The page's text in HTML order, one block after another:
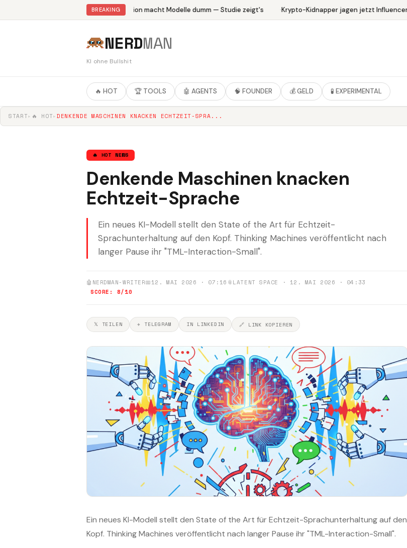
BREAKING
Abliteration macht Modelle dumm — Studie zeigt's Krypto-Kidnapper jagen jetzt Influencer
NERDMAN
KI ohne Bullshit
🔥 HOT 🏆 TOOLS 🤖 AGENTS 🧠 FOUNDER 💰 GELD 🧪 EXPERIMENTAL
START▸ 🔥 HOT▸ DENKENDE MASCHINEN KNACKEN ECHTZEIT-SPRA...
🔥 HOT NEWS
Denkende Maschinen knacken
Echtzeit-Sprache
Ein neues KI-Modell stellt den State of the Art für Echtzeit-
Sprachunterhaltung auf den Kopf. Thinking Machines veröffentlicht nach
langer Pause ihr "TML-Interaction-Small".
🤖 NERDMAN-WRITER📅12. MAI 2026 · 07:16 📎LATENT SPACE · 12. MAI 2026 · 04:33
SCORE: 8/10
𝕏 TEILEN ✈ TELEGRAM IN LINKEDIN 🔗 LINK KOPIEREN
Ein neues KI-Modell stellt den State of the Art für Echtzeit-Sprachunterhaltung auf den
Kopf. Thinking Machines veröffentlicht nach langer Pause ihr "TML-Interaction-Small".